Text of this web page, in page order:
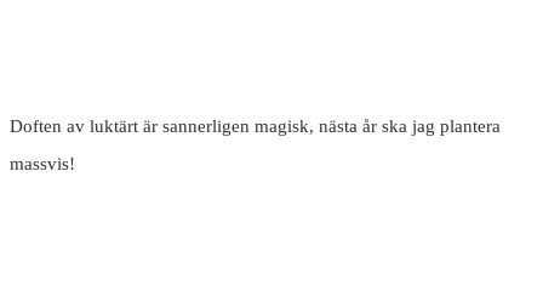
Doften av luktärt är sannerligen magisk, nästa år ska jag plantera
massvis!